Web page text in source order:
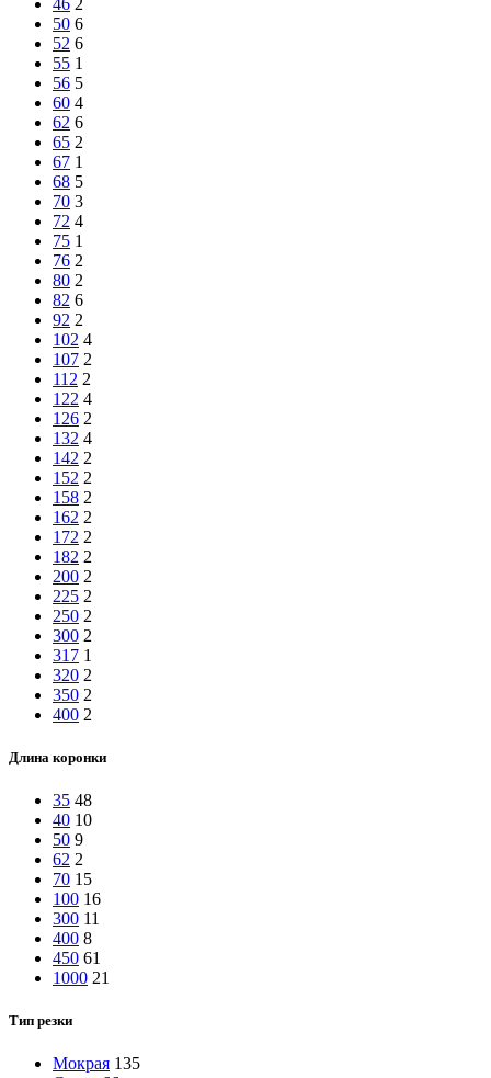
50 6
52 6
55 1
56 5
60 4
62 6
65 2
67 1
68 5
70 3
72 4
75 1
76 2
80 2
82 6
92 2
102 4
107 2
112 2
122 4
126 2
132 4
142 2
152 2
158 2
162 2
172 2
182 2
200 2
225 2
250 2
300 2
317 1
320 2
350 2
400 2
Длина коронки
35 48
40 10
50 9
62 2
70 15
100 16
300 11
400 8
450 61
1000 21
Тип резки
Мокрая 135